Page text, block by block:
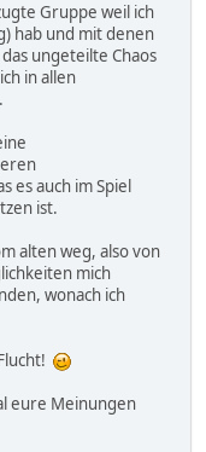
Gruppe weil ich
hab und mit denen
ungeteilte Chaos
in allen
auch im Spiel
ist.
alten weg, also von
mich
wonach ich
eure Meinungen